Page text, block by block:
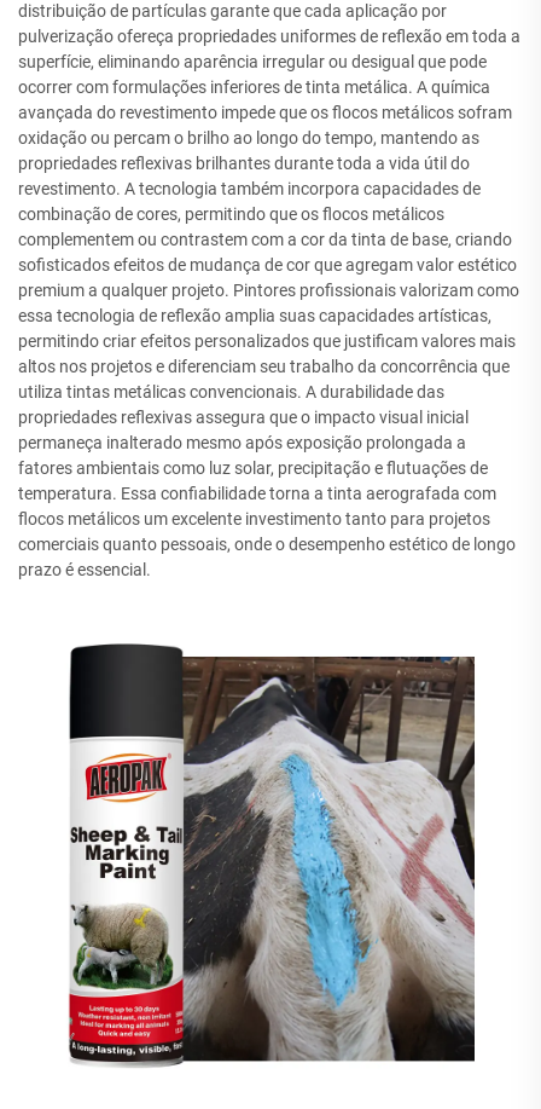
distribuição de partículas garante que cada aplicação por
pulverização ofereça propriedades uniformes de reflexão em toda a
superfície, eliminando aparência irregular ou desigual que pode
ocorrer com formulações inferiores de tinta metálica. A química
avançada do revestimento impede que os flocos metálicos sofram
oxidação ou percam o brilho ao longo do tempo, mantendo as
propriedades reflexivas brilhantes durante toda a vida útil do
revestimento. A tecnologia também incorpora capacidades de
combinação de cores, permitindo que os flocos metálicos
complementem ou contrastem com a cor da tinta de base, criando
sofisticados efeitos de mudança de cor que agregam valor estético
premium a qualquer projeto. Pintores profissionais valorizam como
essa tecnologia de reflexão amplia suas capacidades artísticas,
permitindo criar efeitos personalizados que justificam valores mais
altos nos projetos e diferenciam seu trabalho da concorrência que
utiliza tintas metálicas convencionais. A durabilidade das
propriedades reflexivas assegura que o impacto visual inicial
permaneça inalterado mesmo após exposição prolongada a
fatores ambientais como luz solar, precipitação e flutuações de
temperatura. Essa confiabilidade torna a tinta aerografada com
flocos metálicos um excelente investimento tanto para projetos
comerciais quanto pessoais, onde o desempenho estético de longo
prazo é essencial.